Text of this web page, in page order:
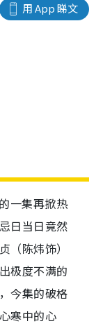
用 App 睇文
一集再掀热
日当日竟然
（陈炜饰）
极度不满的
今集的破格
寒中的心